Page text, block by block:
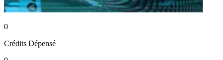
0
Crédits Dépensé